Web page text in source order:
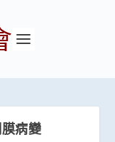
病變